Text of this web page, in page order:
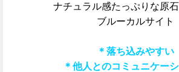
ナチュラル感たっぷりな原
ブルーカルサイト
＊落ち込みやすい
＊他人とのコミュニケー